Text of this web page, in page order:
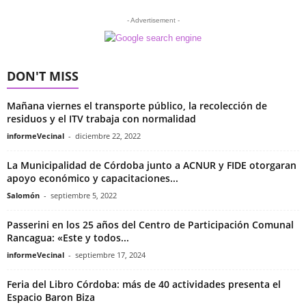
- Advertisement -
DON'T MISS
Mañana viernes el transporte público, la recolección de
residuos y el ITV trabaja con normalidad
informeVecinal - diciembre 22, 2022
La Municipalidad de Córdoba junto a ACNUR y FIDE otorgaran
apoyo económico y capacitaciones...
Salomón - septiembre 5, 2022
Passerini en los 25 años del Centro de Participación Comunal
Rancagua: «Este y todos...
informeVecinal - septiembre 17, 2024
Feria del Libro Córdoba: más de 40 actividades presenta el
Espacio Baron Biza